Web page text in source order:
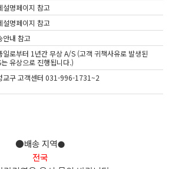
설명페이지 참고
설명페이지 참고
안내 참고
일로부터 1년간 무상 A/S (고객 귀책사유로 발생된
유상으로 진행됩니다.)
교구 고객센터 031-996-1731~2
●배송 지역●
전국